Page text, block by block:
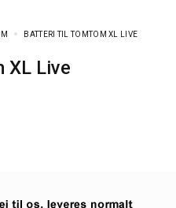
BATTERI TIL TOMTOM XL LIVE
XL Live